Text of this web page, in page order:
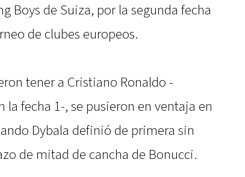
Boys de Suiza, por la segunda fecha
de clubes europeos.
tener a Cristiano Ronaldo -
la fecha 1-, se pusieron en ventaja en
Dybala definió de primera sin
de mitad de cancha de Bonucci.